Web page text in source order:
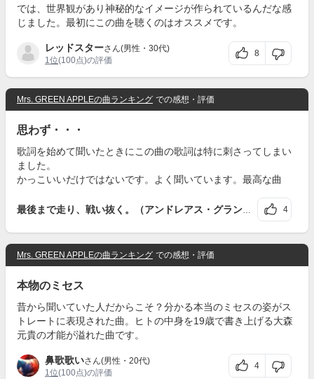
では、世界観があり神秘的なイメージが作られているんだな感
じました。最初にこの曲を聴くのはオススメです。
レッドスターさん(男性・30代)
1位(100点)の評価
8
Mrs. GREEN APPLEの曲ランキング での感想・評価
思わず・・・
歌詞を始めて聞いたときにこの曲の歌詞は特に刺さってしまい
ました。
かっこいいだけではないです。よく聞いています。最高な曲
最後まで走り、戦い抜く。（アンドレアス・グランクビスト＜サッカースウェーデン代表＞） 4
Mrs. GREEN APPLEの曲ランキング での感想・評価
本物のミセス
昔から聞いていた人だからこそ？分かる本当のミセスの姿がス
トレートに表現された曲。ヒトの中身を19歳で書き上げる大森
元貴の才能が溢れた曲です。
鼻歌歌いさん(男性・20代)
1位(100点)の評価
4